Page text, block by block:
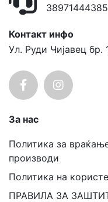
38971444385
Контакт инфо
Ул. Руди Чијавец бр.
За нас
Политика за
производи
Политика на
ПРАВИЛА ЗА